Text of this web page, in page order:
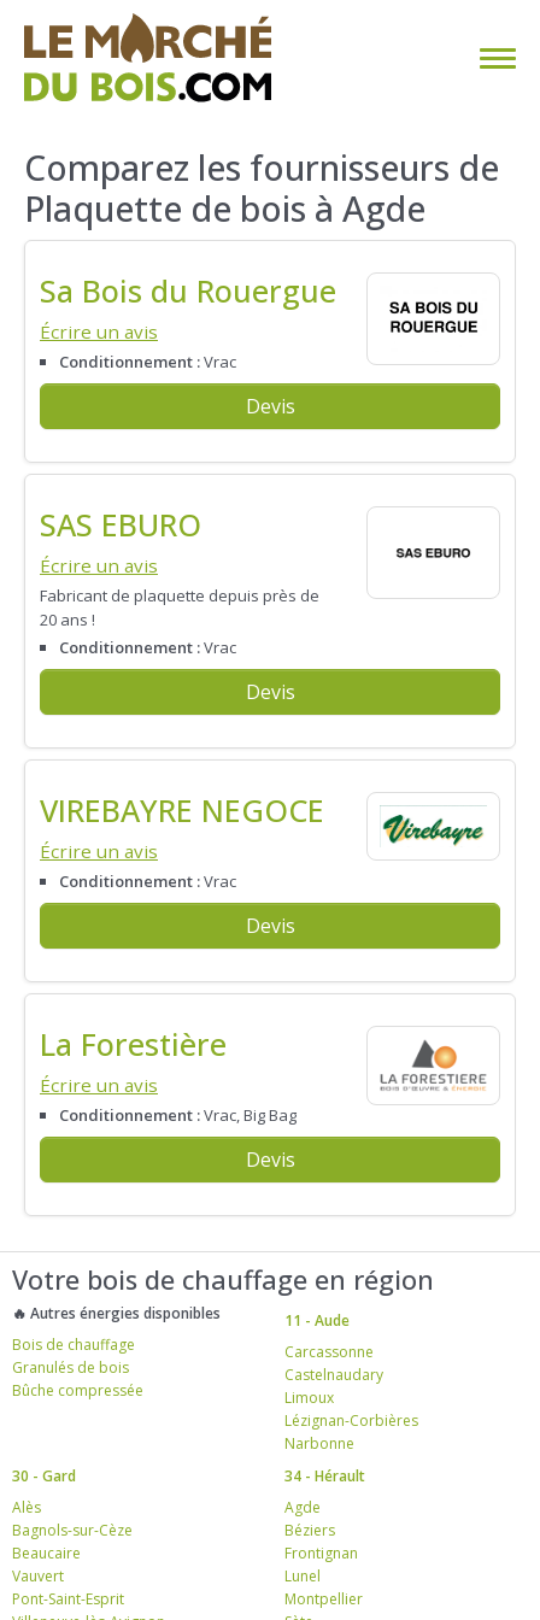
CHAUFFAGE AU BOIS
FAQ
TROUVER SON FOURNISSEUR
BLOG
Comparez les fournisseurs de
Plaquette de bois à Agde
Sa Bois du Rouergue
Écrire un avis
Conditionnement :Vrac
Devis
SAS EBURO
Écrire un avis
Fabricant de plaquette depuis près de
20 ans !
Conditionnement :Vrac
Devis
VIREBAYRE NEGOCE
Écrire un avis
Conditionnement :Vrac
Devis
La Forestière
Écrire un avis
Conditionnement :Vrac, Big Bag
Devis
Votre bois de chauffage en région
🔥 Autres énergies disponibles
Bois de chauffage
Granulés de bois
Bûche compressée
11 - Aude
Carcassonne
Castelnaudary
Limoux
Lézignan-Corbières
Narbonne
30 - Gard
Alès
Bagnols-sur-Cèze
Beaucaire
Vauvert
Pont-Saint-Esprit
34 - Hérault
Agde
Béziers
Frontignan
Lunel
Montpellier